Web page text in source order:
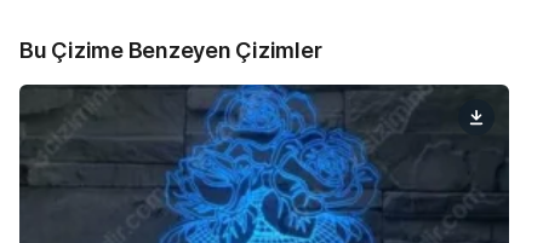
Bu Çizime Benzeyen Çizimler